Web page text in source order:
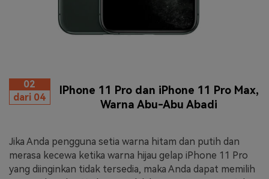
02
dari 04
IPhone 11 Pro dan iPhone 11 Pro Max,
Warna Abu-Abu Abadi
Jika Anda pengguna setia warna hitam dan putih dan
merasa kecewa ketika warna hijau gelap iPhone 11 Pro
yang diinginkan tidak tersedia, maka Anda dapat memilih